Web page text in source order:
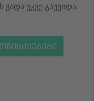
ვადა უკვე გაუვიდა.